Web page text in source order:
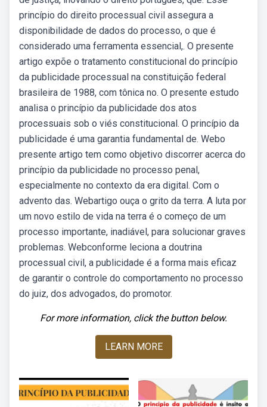
princípio do direito processual civil assegura a
disponibilidade de dados do processo, o que é
considerado uma ferramenta essencial,. O presente
artigo expõe o tratamento constitucional do princípio
da publicidade processual na constituição federal
brasileira de 1988, com tônica no. O presente estudo
analisa o princípio da publicidade dos atos
processuais sob o viés constitucional. O princípio da
publicidade é uma garantia fundamental de. Webo
presente artigo tem como objetivo discorrer acerca do
princípio da publicidade no processo penal,
especialmente no contexto da era digital. Com o
advento das. Webartigo ouça o grito da terra. A luta por
um novo estilo de vida na terra é o começo de um
processo importante, inadiável, para solucionar graves
problemas. Webconforme leciona a doutrina
processual civil, a publicidade é a forma mais eficaz
de garantir o controle do comportamento no processo
do juiz, dos advogados, do promotor.
For more information, click the button below.
LEARN MORE